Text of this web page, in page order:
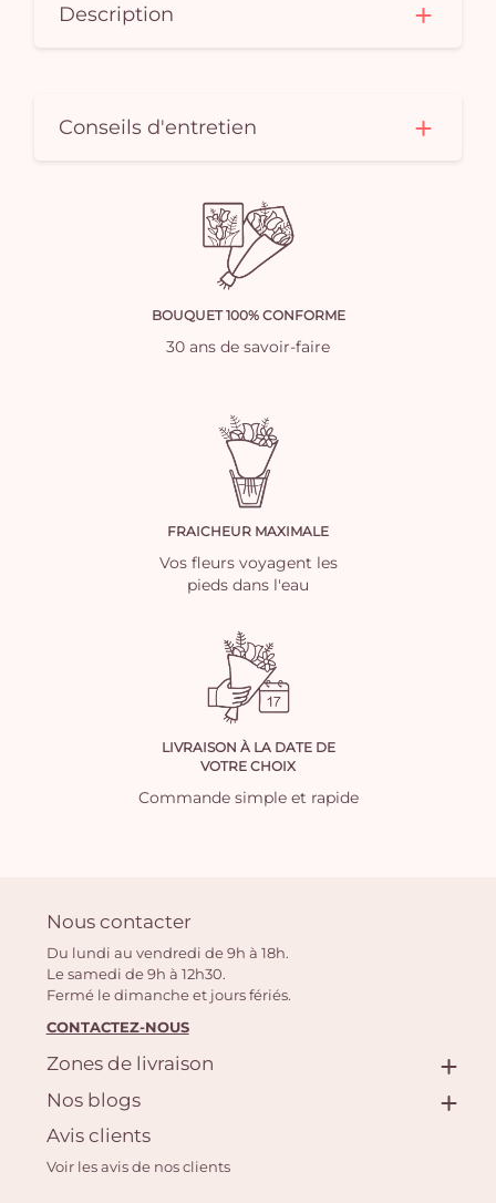
Description
Conseils d'entretien
BOUQUET 100% CONFORME
30 ans de savoir-faire
FRAICHEUR MAXIMALE
Vos fleurs voyagent les
pieds dans l'eau
LIVRAISON À LA DATE DE
VOTRE CHOIX
Commande simple et rapide
Nous contacter
Du lundi au vendredi de 9h à 18h.
Le samedi de 9h à 12h30.
Fermé le dimanche et jours fériés.
CONTACTEZ-NOUS
Zones de livraison
Nos blogs
Avis clients
Voir les avis de nos clients